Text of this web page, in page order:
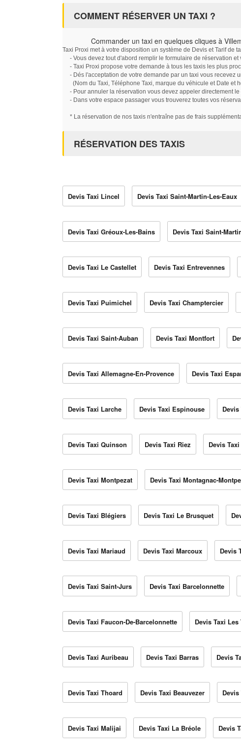
COMMENT RÉSERVER UN TAXI ?
Commander un taxi en quelques cliques à
Taxi Proxi met à votre disposition un système de Devis et Tarif de
- Vous devez tout d'abord remplir le formulaire de réservation et
- Taxi Proxi propose votre demande à tous les taxis les plus
- Dés l'acceptation de votre demande par un taxi vous recevez
(Nom du Taxi, Téléphone Taxi, marque du véhicule et Date et
- Pour annuler la réservation vous devez appeler directement le
- Dans votre espace passager vous trouverez toutes vos
* La réservation de nos taxis n'entraîne pas de frais
RÉSERVATION DES TAXIS
Devis Taxi Lincel Devis Taxi Saint-Martin-Les-Eaux
Devis Taxi Gréoux-Les-Bains Devis Taxi Saint-
Devis Taxi Le Castellet Devis Taxi Entrevennes
Devis Taxi Puimichel Devis Taxi Champtercier
Devis Taxi Saint-Auban Devis Taxi Montfort
Devis Taxi Allemagne-En-Provence Devis Taxi
Devis Taxi Larche Devis Taxi Espinouse
Devis Taxi Quinson Devis Taxi Riez Devis
Devis Taxi Montpezat Devis Taxi Montagnac-
Devis Taxi Blégiers Devis Taxi Le Brusquet
Devis Taxi Mariaud Devis Taxi Marcoux Devis
Devis Taxi Saint-Jurs Devis Taxi Barcelonnette
Devis Taxi Faucon-De-Barcelonnette Devis Taxi
Devis Taxi Auribeau Devis Taxi Barras Devis
Devis Taxi Thoard Devis Taxi Beauvezer
Devis Taxi Malijai Devis Taxi La Bréole Devis